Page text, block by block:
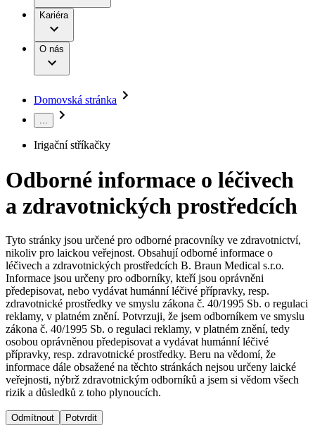
Léčba bolesti
Mimotělní očišťování krve
Nutriční terapie
Onkologie
Páteřní chirurgie
Péče o rány
Péče o stomii
Prevence a kontrola infekcí
Řešení
Terapie
Onemocnění
B. Braun Avitum
Dialyzační střediska​
B. Braun Avitum poskytuje kvalitní dialyzační péči ve všech
svých střediscích v České republice. Více informací se
dozvíte na stránkách jednotlivých středisek.
Práce a kariéra
Naše kultura
Vaše příležitost​
Nabídky pracovních míst
Objevte své kariérní příležitosti ​v B. Braun. Vyhledejte náš trh
práce​ pro zajímavé pozice.​
Odpovědnost
Média
Kontaktní formulář
Registrace k odběru newsletteru
Společnost
Odpovědnost
Média
Kontakt
Kariéra
O nás
Domovská stránka
...
Irigační stříkačky
Odborné informace o léčivech
a zdravotnických prostředcích
Tyto stránky jsou určené pro odborné pracovníky ve zdravotnictví,
nikoliv pro laickou veřejnost. Obsahují odborné informace o
léčivech a zdravotnických prostředcích B. Braun Medical s.r.o.
Informace jsou určeny pro odborníky, kteří jsou oprávněni
předepisovat, nebo vydávat humánní léčivé přípravky, resp.
zdravotnické prostředky ve smyslu zákona č. 40/1995 Sb. o regulaci
reklamy, v platném znění. Potvrzuji, že jsem odborníkem ve smyslu
zákona č. 40/1995 Sb. o regulaci reklamy, v platném znění, tedy
osobou oprávněnou předepisovat a vydávat humánní léčivé
přípravky, resp. zdravotnické prostředky. Beru na vědomí, že
informace dále obsažené na těchto stránkách nejsou určeny laické
veřejnosti, nýbrž zdravotnickým odborníků a jsem si vědom všech
rizik a důsledků z toho plynoucích.
Odmítnout Potvrdit